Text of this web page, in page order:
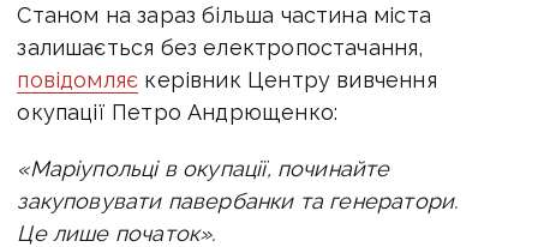
Станом на зараз більша частина міста
залишається без електропостачання,
повідомляє керівник Центру вивчення
окупації Петро Андрющенко:
«Маріупольці в окупації, починайте
закуповувати павербанки та генератори.
Це лише початок».